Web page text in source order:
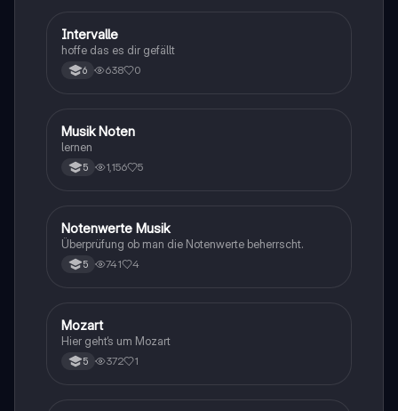
IMusik
Intervalle
hoffe das es dir gefällt
6 638 0
MMusik
Musik Noten
lernen
5 1,156 5
NMusik
Notenwerte Musik
Überprüfung ob man die Notenwerte beherrscht.
5 741 4
MMusik
Mozart
Hier geht‘s um Mozart
5 372 1